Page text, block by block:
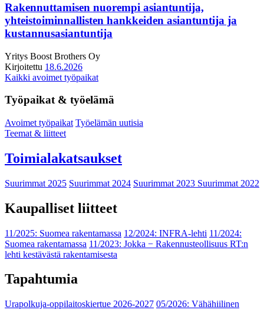
Rakennuttamisen nuorempi asiantuntija,
yhteistoiminnallisten hankkeiden asiantuntija ja
kustannusasiantuntija
Yritys Boost Brothers Oy
Kirjoitettu 18.6.2026
Kaikki avoimet työpaikat
Työpaikat & työelämä
Avoimet työpaikat Työelämän uutisia
Teemat & liitteet
Toimialakatsaukset
Suurimmat 2025 Suurimmat 2024 Suurimmat 2023 Suurimmat 2022
Kaupalliset liitteet
11/2025: Suomea rakentamassa 12/2024: INFRA-lehti 11/2024:
Suomea rakentamassa 11/2023: Jokka − Rakennusteollisuus RT:n
lehti kestävästä rakentamisesta
Tapahtumia
Urapolkuja-oppilaitoskiertue 2026-2027 05/2026: Vähähiilinen